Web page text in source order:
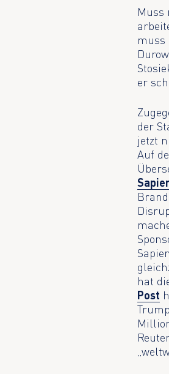
muss
er
der
jetzt
Auf
hat
Post